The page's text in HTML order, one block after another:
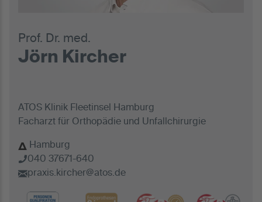
Prof. Dr. med.
Jörn Kircher
ATOS Klinik Fleetinsel Hamburg
Facharzt für Orthopädie und Unfallchirurgie
Hamburg
040 37671-640
praxis.kircher@atos.de